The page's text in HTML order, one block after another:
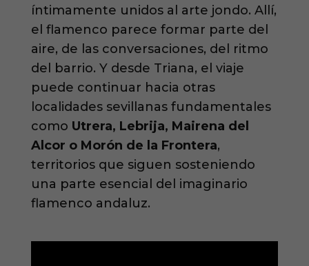
íntimamente unidos al arte jondo. Allí,
el flamenco parece formar parte del
aire, de las conversaciones, del ritmo
del barrio. Y desde Triana, el viaje
puede continuar hacia otras
localidades sevillanas fundamentales
como Utrera, Lebrija, Mairena del
Alcor o Morón de la Frontera,
territorios que siguen sosteniendo
una parte esencial del imaginario
flamenco andaluz.